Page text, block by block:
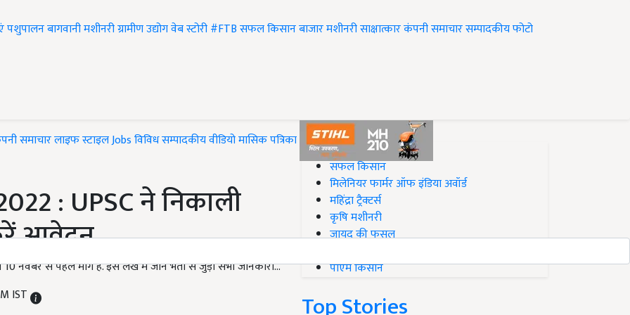
पशुपालनबागवानीमशीनरीग्रामीण उद्योगवेब स्टोरी#FTBसफल किसानबाजारमशीनरीसाक्षात्कारकंपनी समाचारसम्पादकीयफोटो
समाचारलाइफ स्टाइलJobsविविधसम्पादकीयवीडियोमासिक पत्रिका
: UPSC ने निकाली
आवेदन
नवंबर से पहले मांगे हैं. इस लेख में जानें भर्ती से जुड़ी सभी जानकारी...
IST
#Top on Krishi Jagran
सफल किसान
मिलेनियर फार्मर ऑफ इंडिया अवॉर्ड
महिंद्रा ट्रैक्टर्स
कृषि मशीनरी
जायद की फसल
पीएम किसान
Top Stories